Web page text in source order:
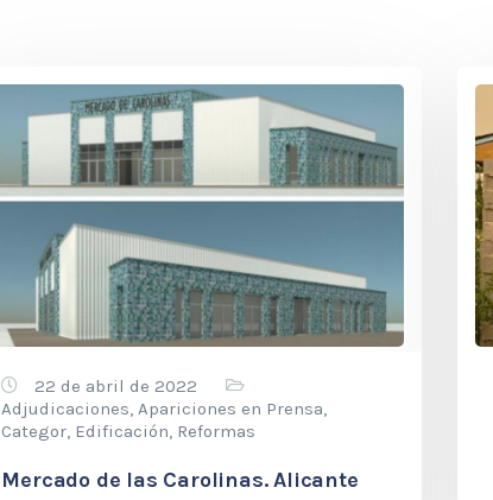
22 de abril de 2022
Adjudicaciones,Apariciones en Prensa,
Categor, Edificación, Reformas
Mercado de las Carolinas. Alicante